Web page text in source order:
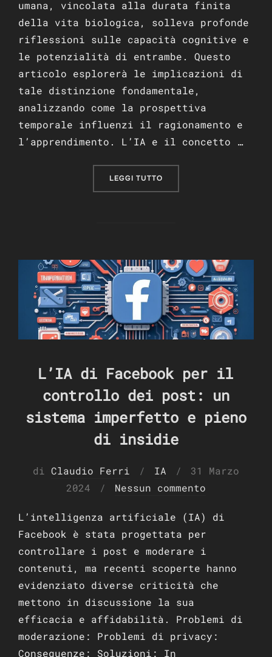
umana, vincolata alla durata finita
della vita biologica, solleva profonde
riflessioni sulle capacità cognitive e
le potenzialità di entrambe. Questo
articolo esplorerà le implicazioni di
tale distinzione fondamentale,
analizzando come la prospettiva
temporale influenzi il ragionamento e
l’apprendimento. L’IA e il concetto …
LEGGI TUTTO
L’IA di Facebook per il
controllo dei post: un
sistema imperfetto e pieno
di insidie
di Claudio Ferri IA
Pubblicato
il
31 Marzo
2024
Nessun commento
L’intelligenza artificiale (IA) di
Facebook è stata progettata per
controllare i post e moderare i
contenuti, ma recenti scoperte hanno
evidenziato diverse criticità che
mettono in discussione la sua
efficacia e affidabilità. Problemi di
moderazione: Problemi di privacy:
Conseguenze: Soluzioni: In